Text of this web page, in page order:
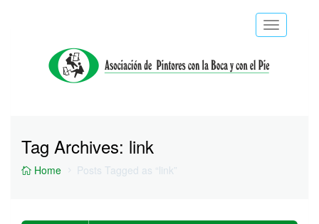
Toggle
Tag Archives: link
Home Posts Tagged as “link”